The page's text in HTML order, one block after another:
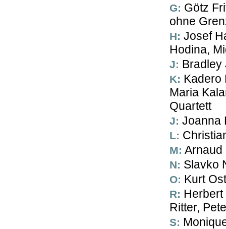
G: Götz Fritsch, Georg Graf, Cornelia Giese, Theater
ohne
H: Josef Hader, Lars Holmer, Patrice Heral, Karl
Hodina,
J:
K: Kadero Rai, Hubert Kramer, Guy Klucevsek,
Maria
Quartett
J:
L:
M:
N:
O: Kurt
R: Herbert Reisinger, Wolfgang Reisinger, Karl
Ritter,
S: